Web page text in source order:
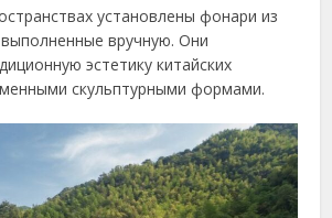
установлены фонари из
вручную. Они
эстетику китайских
скульптурными формами.